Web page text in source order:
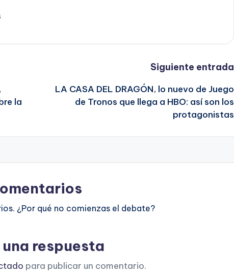
la
Siguiente entrada
LA CASA DEL DRAGÓN, lo nuevo de Juego
de Tronos que llega a HBO: así son los
protagonistas
¿Por qué no comienzas el debate?
una respuesta
para publicar un comentario.